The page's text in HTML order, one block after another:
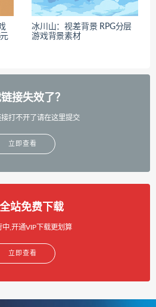
冰川山：视差背景 RPG分层
游戏背景素材
链接失效了？
打不开了请在这里提交
立即查看
站免费下载
中,开通VIP下载更划算
立即查看